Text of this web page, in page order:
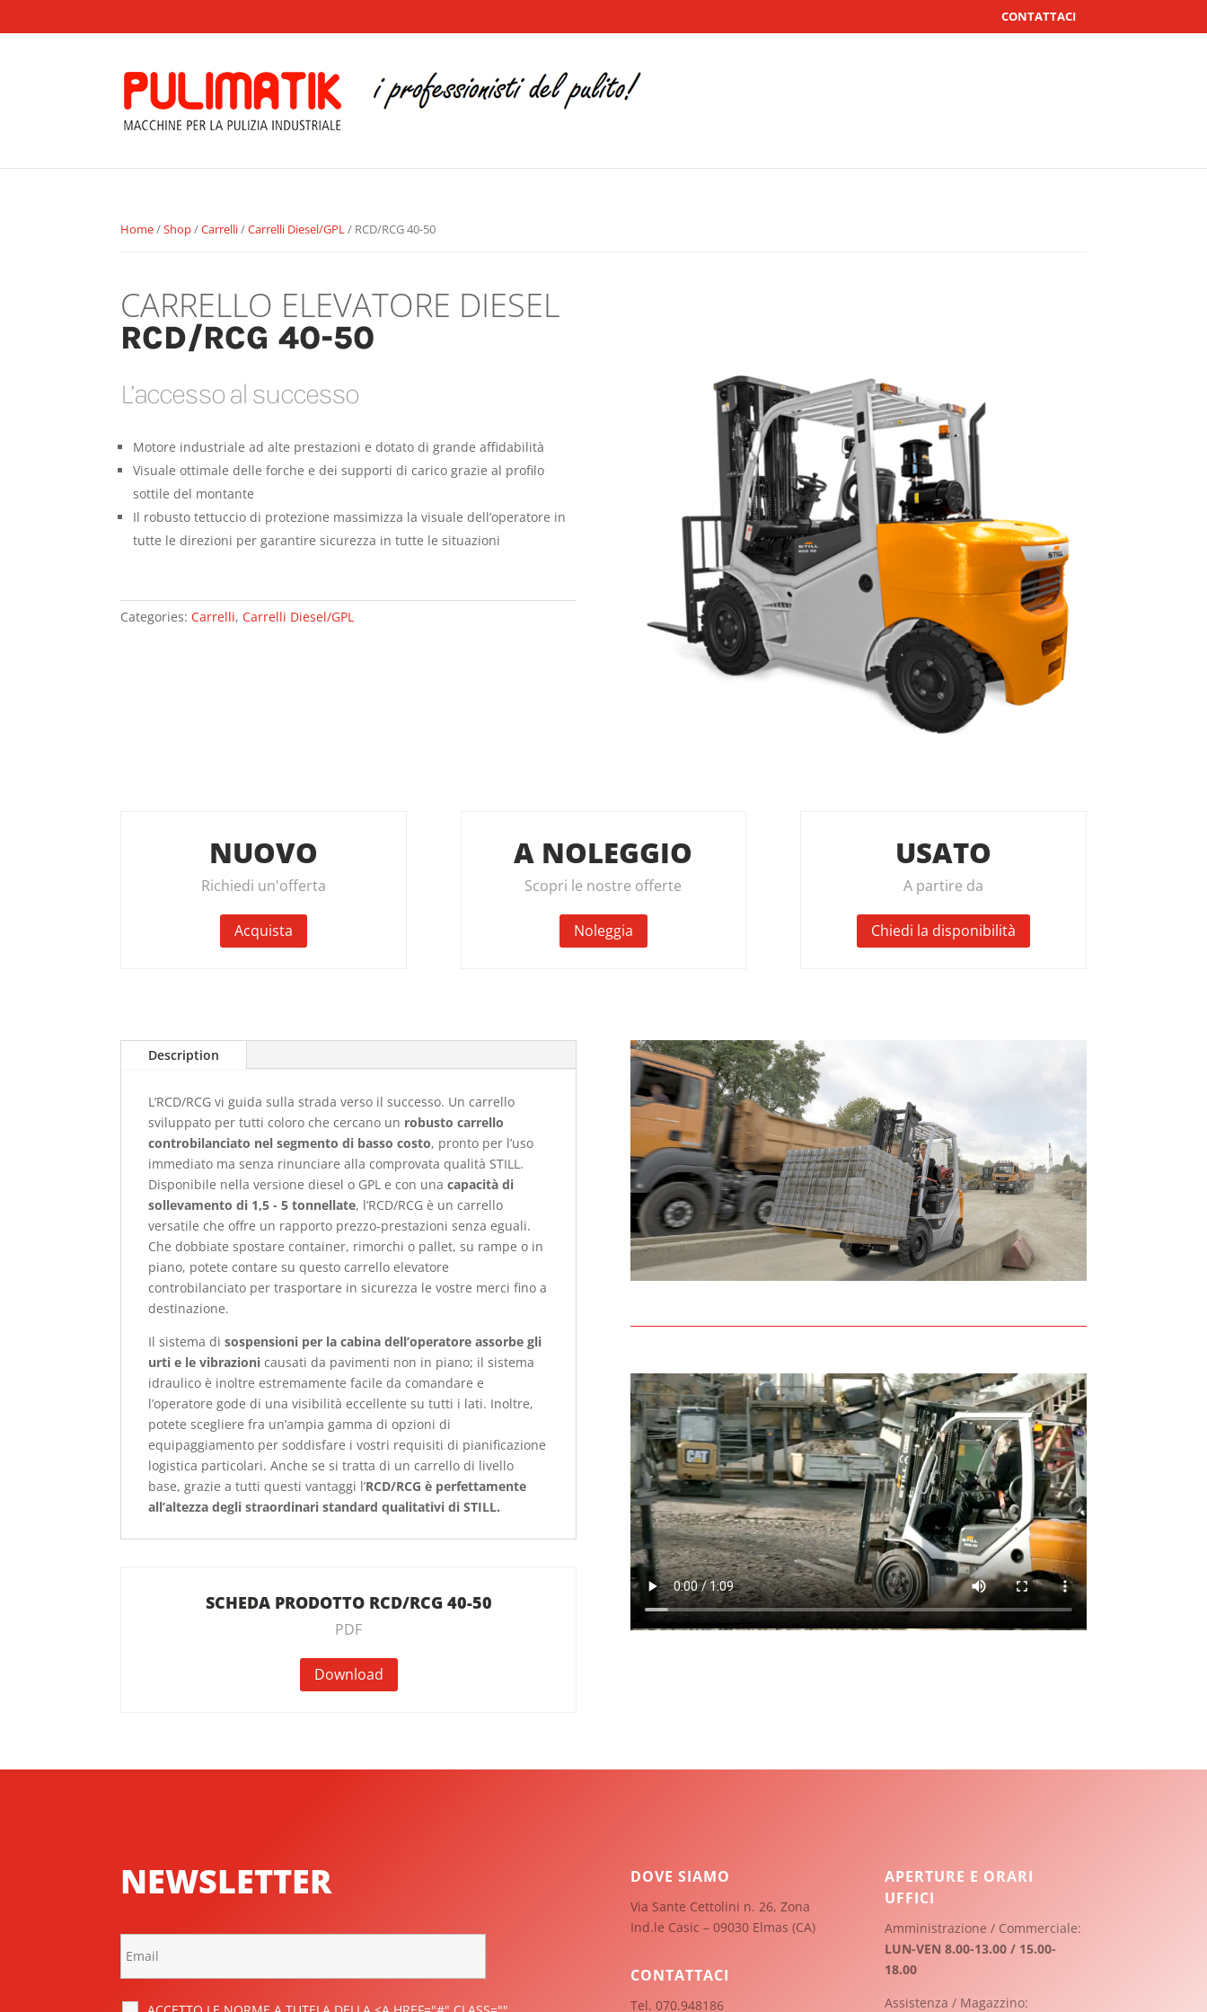
CONTATTACI
Home/Shop/Carrelli/Carrelli Diesel/GPL/ RCD/RCG 40-50
CARRELLO ELEVATORE DIESEL
RCD/RCG 40-50
L’accesso al successo
Motore industriale ad alte prestazioni e dotato di grande affidabilità
Visuale ottimale delle forche e dei supporti di carico grazie al profilo
sottile del montante
Il robusto tettuccio di protezione massimizza la visuale dell’operatore in
tutte le direzioni per garantire sicurezza in tutte le situazioni
Categories:Carrelli,Carrelli Diesel/GPL
NUOVO
Richiedi un'offerta
Acquista
A NOLEGGIO
Scopri le nostre offerte
Noleggia
USATO
A partire da
Chiedi la disponibilità
Description
L’RCD/RCG vi guida sulla strada verso il successo. Un carrello
sviluppato per tutti coloro che cercano un robusto carrello
controbilanciato nel segmento di basso costo, pronto per l’uso
immediato ma senza rinunciare alla comprovata qualità STILL.
Disponibile nella versione diesel o GPL e con unacapacità di
sollevamento di 1,5 - 5 tonnellate, l’RCD/RCG è un carrello
versatile che offre un rapporto prezzo-prestazioni senza eguali.
Che dobbiate spostare container, rimorchi o pallet, su rampe o in
piano, potete contare su questo carrello elevatore
controbilanciato per trasportare in sicurezza le vostre merci fino a
destinazione.
Il sistema disospensioni per la cabina dell’operatore assorbe gli
urti e le vibrazioni causati da pavimenti non in piano; il sistema
idraulico è inoltre estremamente facile da comandare e
l’operatore gode di una visibilità eccellente su tutti i lati. Inoltre,
potete scegliere fra un’ampia gamma di opzioni di
equipaggiamento per soddisfare i vostri requisiti di pianificazione
logistica particolari. Anche se si tratta di un carrello di livello
base, grazie a tutti questi vantaggi l’RCD/RCG è perfettamente
all’altezza degli straordinari standard qualitativi di STILL.
SCHEDA PRODOTTO RCD/RCG 40-50
PDF
Download
NEWSLETTER DOVE SIAMO
Via Sante Cettolini n. 26, Zona
Ind.le Casic – 09030 Elmas (CA)
CONTATTACI
Tel. 070.948186
APERTURE E ORARI
UFFICI
Amministrazione / Commerciale:
LUN-VEN 8.00-13.00 / 15.00-
18.00
Assistenza / Magazzino: